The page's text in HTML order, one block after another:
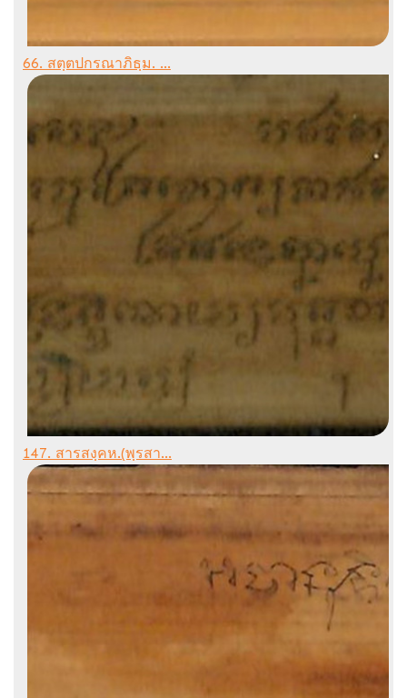
66. สตฺตปกรณาภิธฺม. ...
147. สารสงฺคห.(พฺรสา...